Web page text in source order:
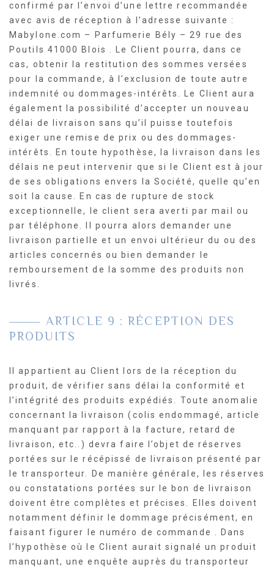
confirmé par l’envoi d’une lettre recommandée
avec avis de réception à l’adresse suivante :
Mabylone.com – Parfumerie Bély – 29 rue des
Poutils 41000 Blois . Le Client pourra, dans ce
cas, obtenir la restitution des sommes versées
pour la commande, à l’exclusion de toute autre
indemnité ou dommages-intérêts. Le Client aura
également la possibilité d’accepter un nouveau
délai de livraison sans qu’il puisse toutefois
exiger une remise de prix ou des dommages-
intérêts. En toute hypothèse, la livraison dans les
délais ne peut intervenir que si le Client est à jour
de ses obligations envers la Société, quelle qu’en
soit la cause. En cas de rupture de stock
exceptionnelle, le client sera averti par mail ou
par téléphone. Il pourra alors demander une
livraison partielle et un envoi ultérieur du ou des
articles concernés ou bien demander le
remboursement de la somme des produits non
livrés.
ARTICLE 9 : RÉCEPTION DES
PRODUITS
Il appartient au Client lors de la réception du
produit, de vérifier sans délai la conformité et
l’intégrité des produits expédiés. Toute anomalie
concernant la livraison (colis endommagé, article
manquant par rapport à la facture, retard de
livraison, etc..) devra faire l’objet de réserves
portées sur le récépissé de livraison présenté par
le transporteur. De manière générale, les réserves
ou constatations portées sur le bon de livraison
doivent être complètes et précises. Elles doivent
notamment définir le dommage précisément, en
faisant figurer le numéro de commande . Dans
l’hypothèse où le Client aurait signalé un produit
manquant, une enquête auprès du transporteur